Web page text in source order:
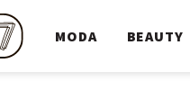
MODA BEAUTY